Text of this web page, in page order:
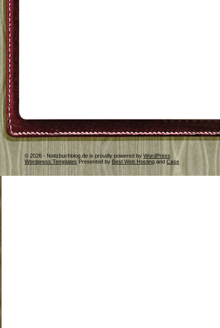
© 2026 - Notizbuchblog.de is proudly powered by WordPress
Wordpress Templates Presented by Best Web Hosting and Case